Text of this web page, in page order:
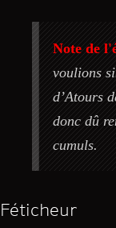
Note de
voulions
d’Atours
donc dû
cumuls.
Féticheur